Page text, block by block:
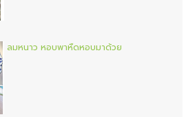
ลมหนาว หอบพาหืดหอบมาด้วย